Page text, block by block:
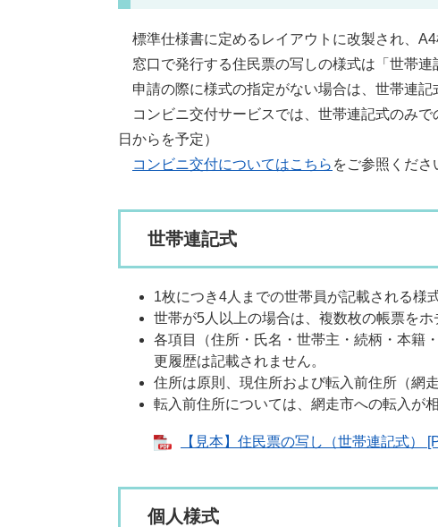
標準仕様書に定めるレイアウトに改製され、
窓口で発行する住民票の写しの様式は「世帯連
申請の際に様式の指定がない場合は、世帯連記
コンビニ交付サービスでは、世帯連記式のみ
日からを予定）
コンビニ交付についてはこちら をご参照くださ
世帯連記式
1枚につき4人までの世帯員が記載される様
世帯が5人以上の場合は、複数枚の帳票をホ
各項目（住所・氏名・世帯主・続柄・本籍
更履歴は記載されません。
住所は原則、現住所および転入前住所（網
転入前住所については、網走市への転入が
【見本】住民票の写し（世帯連記式）
個人様式